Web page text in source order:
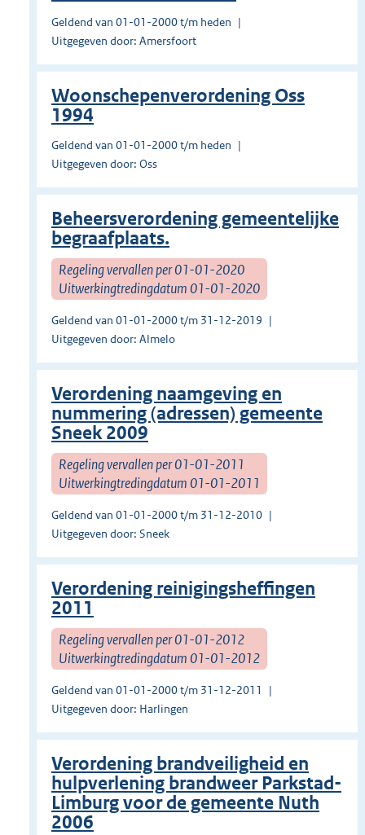
Geldend van 01-01-2000 t/m heden
Uitgegeven door: Amersfoort
Woonschepenverordening Oss
1994
Geldend van 01-01-2000 t/m heden
Uitgegeven door: Oss
Beheersverordening gemeentelijke
begraafplaats.
Regeling vervallen per 01-01-2020
Uitwerkingtredingdatum 01-01-2020
Geldend van 01-01-2000 t/m 31-12-2019
Uitgegeven door: Almelo
Verordening naamgeving en
nummering (adressen) gemeente
Sneek 2009
Regeling vervallen per 01-01-2011
Uitwerkingtredingdatum 01-01-2011
Geldend van 01-01-2000 t/m 31-12-2010
Uitgegeven door: Sneek
Verordening reinigingsheffingen
2011
Regeling vervallen per 01-01-2012
Uitwerkingtredingdatum 01-01-2012
Geldend van 01-01-2000 t/m 31-12-2011
Uitgegeven door: Harlingen
Verordening brandveiligheid en
hulpverlening brandweer Parkstad-
Limburg voor de gemeente Nuth
2006